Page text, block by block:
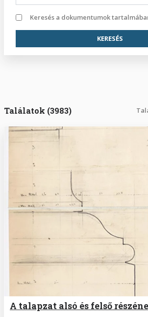
Keresés a dokumentumok
Találatok (3983)
A talapzat alsó és felső